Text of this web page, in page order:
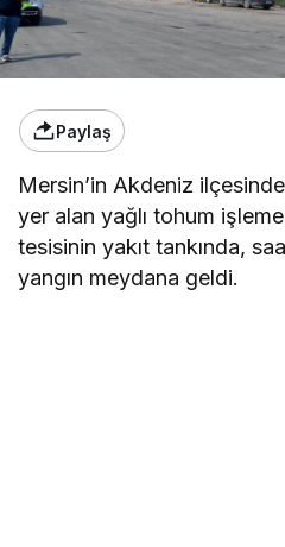
Paylaş
Mersin’in Akdeniz
yer alan yağlı tohum
tesisinin yakıt tankında,
yangın meydana geldi.